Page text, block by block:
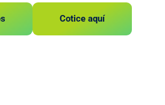
Cotice aquí